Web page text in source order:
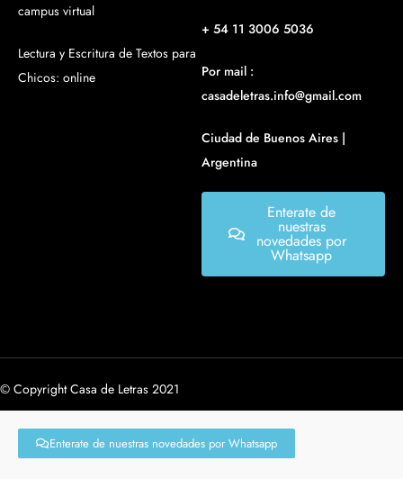
campus virtual
Lectura y Escritura de Textos para
Chicos: online
+ 54 11 3006 5036
Por mail :
casadeletras.info@gmail.com
Ciudad de Buenos Aires |
Argentina
Enterate de
nuestras
novedades por
Whatsapp
© Copyright Casa de Letras 2021
Enterate de nuestras novedades por Whatsapp